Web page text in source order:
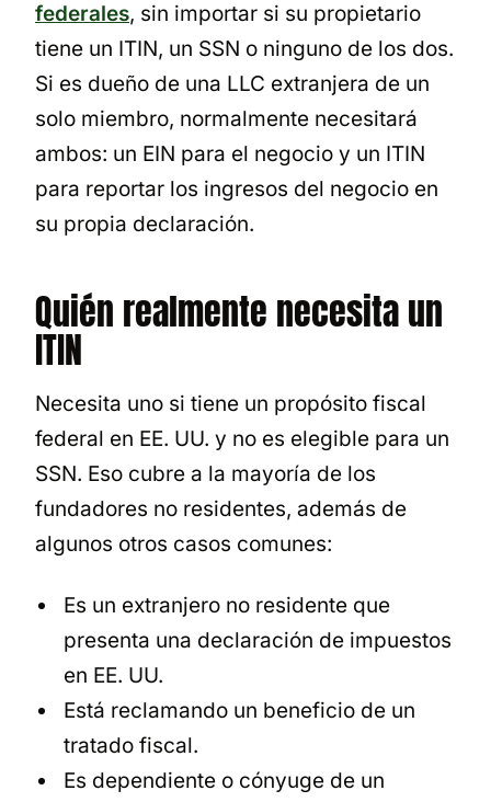
federales, sin importar si su propietario
tiene un ITIN, un SSN o ninguno de los dos.
Si es dueño de una LLC extranjera de un
solo miembro, normalmente necesitará
ambos: un EIN para el negocio y un ITIN
para reportar los ingresos del negocio en
su propia declaración.
Quién realmente necesita un
ITIN
Necesita uno si tiene un propósito fiscal
federal en EE. UU. y no es elegible para un
SSN. Eso cubre a la mayoría de los
fundadores no residentes, además de
algunos otros casos comunes:
Es un extranjero no residente que
presenta una declaración de impuestos
en EE. UU.
Está reclamando un beneficio de un
tratado fiscal.
Es dependiente o cónyuge de un